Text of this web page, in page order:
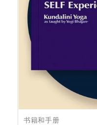
书籍和手册